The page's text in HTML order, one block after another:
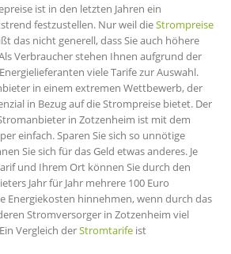
ist in den letzten Jahren ein
festzustellen. Nur weil dieStrompreise
das nicht generell, dass Sie auch höhere
Verbraucher stehen Ihnen aufgrund der
viele Tarife zur Auswahl.
in einem extremen Wettbewerb, der
in Bezug auf die Strompreise bietet. Der
in Zotzenheim ist mit dem
einfach. Sparen Sie sich so unnötige
Sie sich für das Geld etwas anderes. Je
und Ihrem Ort können Sie durch den
Jahr für Jahr mehrere 100 Euro
Energiekosten hinnehmen, wenn durch das
Stromversorger in Zotzenheim viel
Vergleich derStromtarife ist